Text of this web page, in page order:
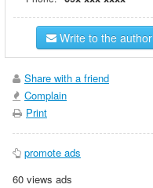
Write to the author
Share with a friend
Complain
Print
promote ads
60 views ads